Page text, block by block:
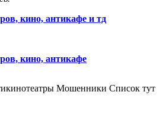
кино, антикафе и тд
кино, антикафе
Мошенники Список тут